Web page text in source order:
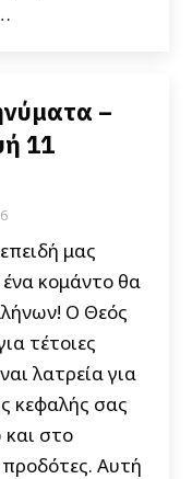
–
11
μας
κομάντο θα
Ο Θεός
τέτοιες
λατρεία για
κεφαλής σας
στο
Αυτή